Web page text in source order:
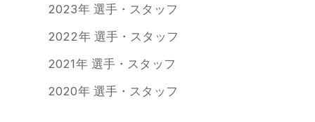
2023年 選手・スタッフ
2022年 選手・スタッフ
2021年 選手・スタッフ
2020年 選手・スタッフ